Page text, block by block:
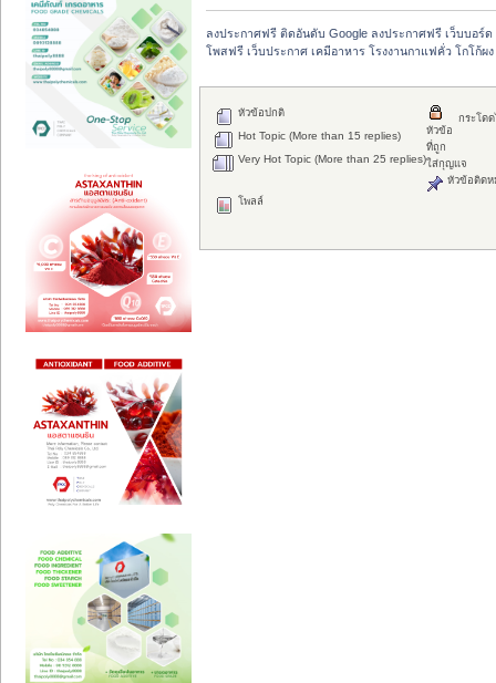
ลงประกาศฟรี ติดอันดับ Google ลงประกาศฟรี เว็บบอร์ด
โพสฟรี เว็บประกาศ เคมีอาหาร โรงงานกาแฟคั่ว โกโก้ผง
กระโด
หัวข้อปกติ
Hot Topic (More than 15 replies)
Very Hot Topic (More than 25 replies)
หัวข้อ
ที่ถูก
ใส่กุญแจ
หัวข้อติดห
โพลล์